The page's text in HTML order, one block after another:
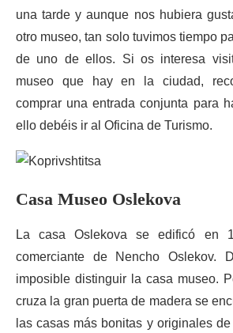
una tarde y aunque nos hubiera
otro museo, tan solo tuvimos tiempo
de uno de ellos. Si os interesa
museo que hay en la ciudad,
comprar una entrada conjunta para
ello debéis ir al Oficina de Turismo.
Casa Museo Oslekova
La casa Oslekova se edificó en
comerciante de Nencho Oslekov.
imposible distinguir la casa museo.
cruza la gran puerta de madera se
las casas más bonitas y originales